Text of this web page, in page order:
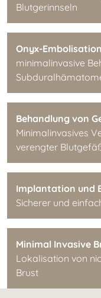
Blutgerinnseln
Onyx-Embolisation
minimalinvasive
Behandlung von
Minimalinvasives
verengter
Implantation und
Sicherer und
Minimal Invasive
Lokalisation von
Brust